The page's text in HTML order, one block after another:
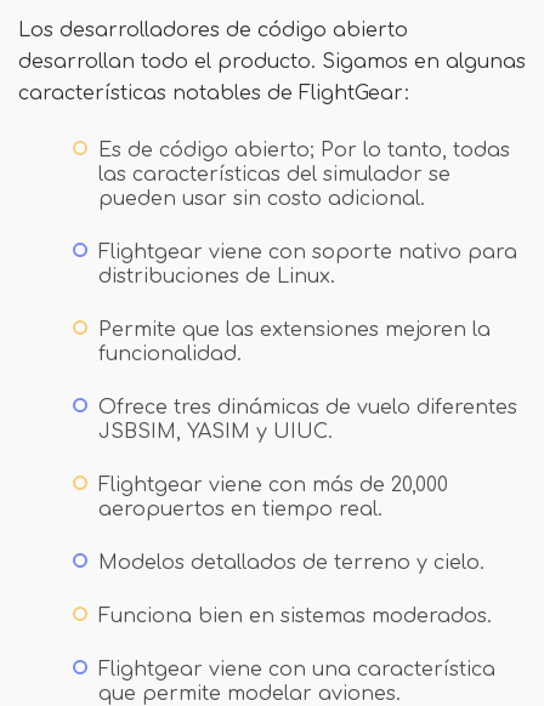
Los desarrolladores de código abierto
desarrollan todo el producto. Sigamos en algunas
características notables de FlightGear:
Es de código abierto; Por lo tanto, todas
las características del simulador se
pueden usar sin costo adicional.
Flightgear viene con soporte nativo para
distribuciones de Linux.
Permite que las extensiones mejoren la
funcionalidad.
Ofrece tres dinámicas de vuelo diferentes
JSBSIM, YASIM y UIUC.
Flightgear viene con más de 20,000
aeropuertos en tiempo real.
Modelos detallados de terreno y cielo.
Funciona bien en sistemas moderados.
Flightgear viene con una característica
que permite modelar aviones.